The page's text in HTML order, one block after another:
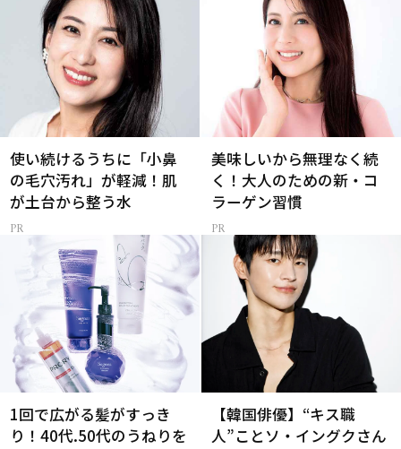
使い続けるうちに「小鼻
の毛穴汚れ」が軽減！肌
が土台から整う水
美味しいから無理なく続
く！大人のための新・コ
ラーゲン習慣
1回で広がる髪がすっき
り！40代.50代のうねりを
【韓国俳優】“キス職
人”ことソ・イングクさん